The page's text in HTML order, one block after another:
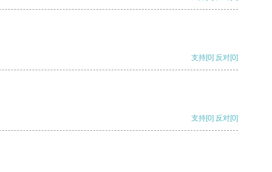
支持[0] 反对[0]
支持[0] 反对[0]